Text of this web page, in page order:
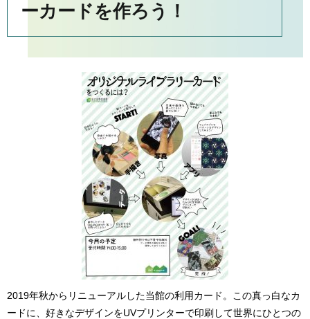
ーカードを作ろう！
2019年秋からリニューアルした当館の利用カード。この真っ白なカ
ードに、好きなデザインをUVプリンターで印刷して世界にひとつの